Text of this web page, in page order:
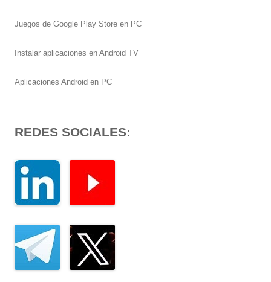
Juegos de Google Play Store en PC
Instalar aplicaciones en Android TV
Aplicaciones Android en PC
REDES SOCIALES: